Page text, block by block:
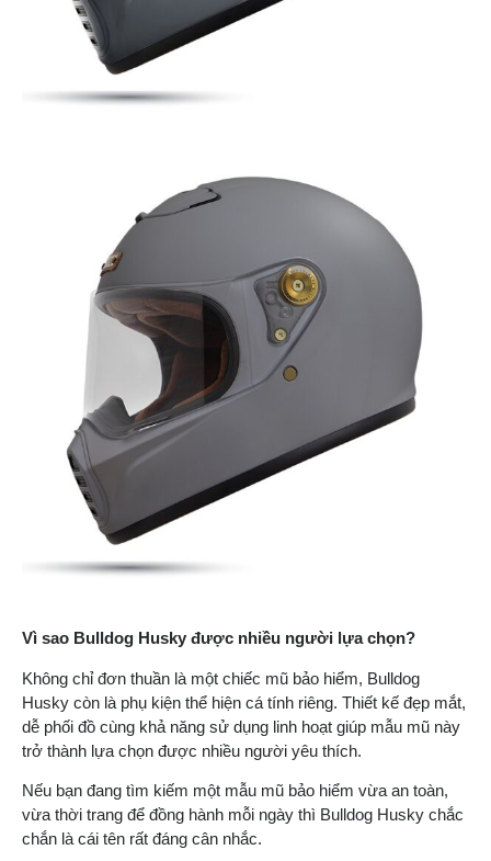
Vì sao Bulldog Husky được nhiều người lựa chọn?
Không chỉ đơn thuần là một chiếc mũ bảo hiểm, Bulldog
Husky còn là phụ kiện thể hiện cá tính riêng. Thiết kế đẹp mắt,
dễ phối đồ cùng khả năng sử dụng linh hoạt giúp mẫu mũ này
trở thành lựa chọn được nhiều người yêu thích.
Nếu bạn đang tìm kiếm một mẫu mũ bảo hiểm vừa an toàn,
vừa thời trang để đồng hành mỗi ngày thì Bulldog Husky chắc
chắn là cái tên rất đáng cân nhắc.